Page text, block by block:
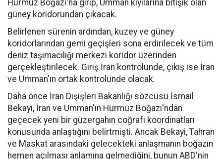
Hürmüz Boğazı'na girip, Umman kıyılarına bitişik olan
güney koridorundan çıkacak.
Belirlenen sürenin ardından, kuzey ve güney
koridorlarından gemi geçişleri sona erdirilecek ve tüm
deniz taşımacılığı merkezi koridor üzerinden
gerçekleştirilecek. Giriş İran kontrolünde, çıkış ise İran
ve Umman'ın ortak kontrolünde olacak.
Daha önce İran Dışişleri Bakanlığı sözcüsü İsmail
Bekayi, İran ve Umman'ın Hürmüz Boğazı'ndan
geçecek yeni bir güzergahın coğrafi koordinatları
konusunda anlaştığını belirtmişti. Ancak Bekayi, Tahran
ve Maskat arasındaki gelecekteki anlaşmanın boğazın
hemen açılması anlamına gelmediğini, bunun ABD'nin